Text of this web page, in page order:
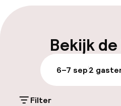
Laat uitchecken
Bagageruimte
Parkeren & mobiliteit
Bekijk
6–7 sep2
Filter